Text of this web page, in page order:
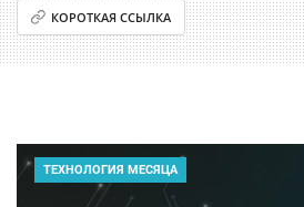
КОРОТКАЯ ССЫЛКА
ТЕХНОЛОГИЯ МЕСЯЦА